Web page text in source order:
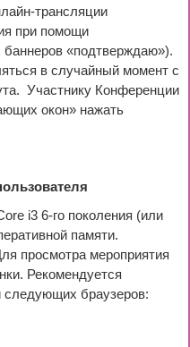
трансляции
при помощи
«подтверждаю»).
в случайный момент с
Участнику Конференции
окон» нажать
i3 6-го поколения (или
памяти.
просмотра мероприятия
Рекомендуется
следующих браузеров: